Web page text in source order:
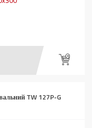
TW 127P-G